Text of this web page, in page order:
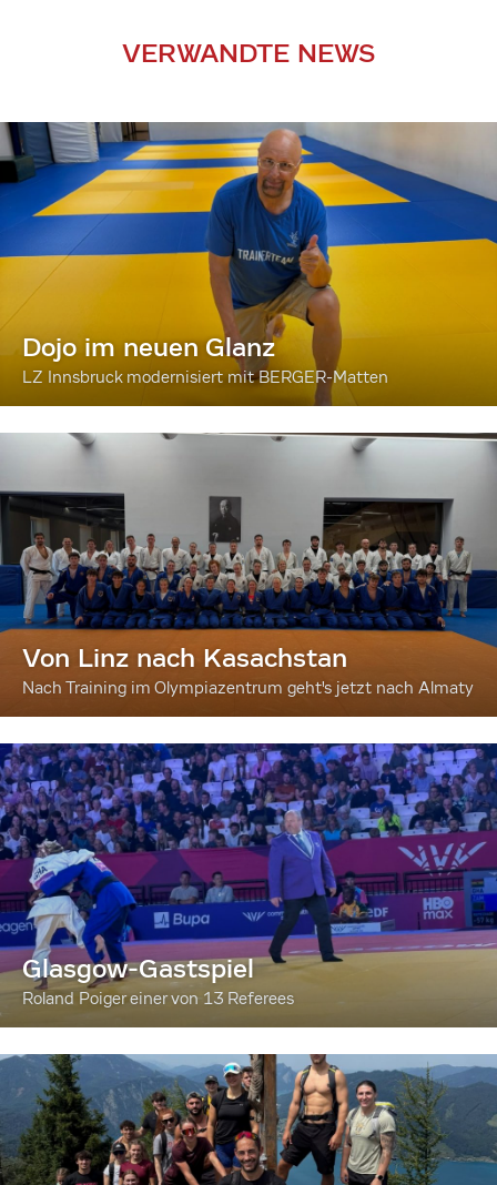
VERWANDTE NEWS
Dojo im neuen Glanz
LZ Innsbruck modernisiert mit BERGER-Matten
Von Linz nach Kasachstan
Nach Training im Olympiazentrum geht's jetzt nach Almaty
Glasgow-Gastspiel
Roland Poiger einer von 13 Referees